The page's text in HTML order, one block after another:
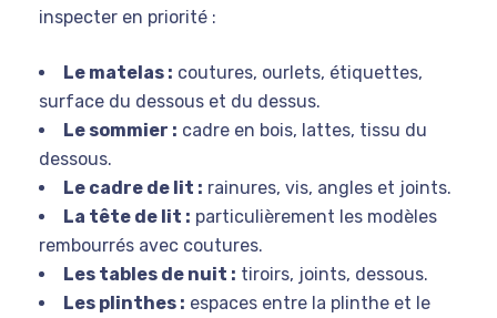
inspecter en priorité :
Le matelas : coutures, ourlets, étiquettes,
surface du dessous et du dessus.
Le sommier : cadre en bois, lattes, tissu du
dessous.
Le cadre de lit : rainures, vis, angles et joints.
La tête de lit : particulièrement les modèles
rembourrés avec coutures.
Les tables de nuit : tiroirs, joints, dessous.
Les plinthes : espaces entre la plinthe et le